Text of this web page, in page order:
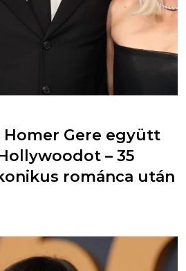
Homer Gere együtt
– 35
románca után